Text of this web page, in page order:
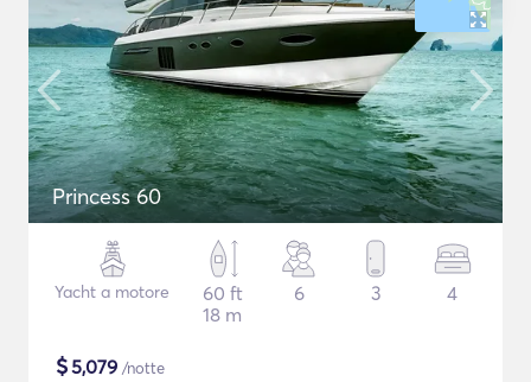
Princess 60
Yacht a motore
60 ft
18 m
6 3 4
$5,079 /notte